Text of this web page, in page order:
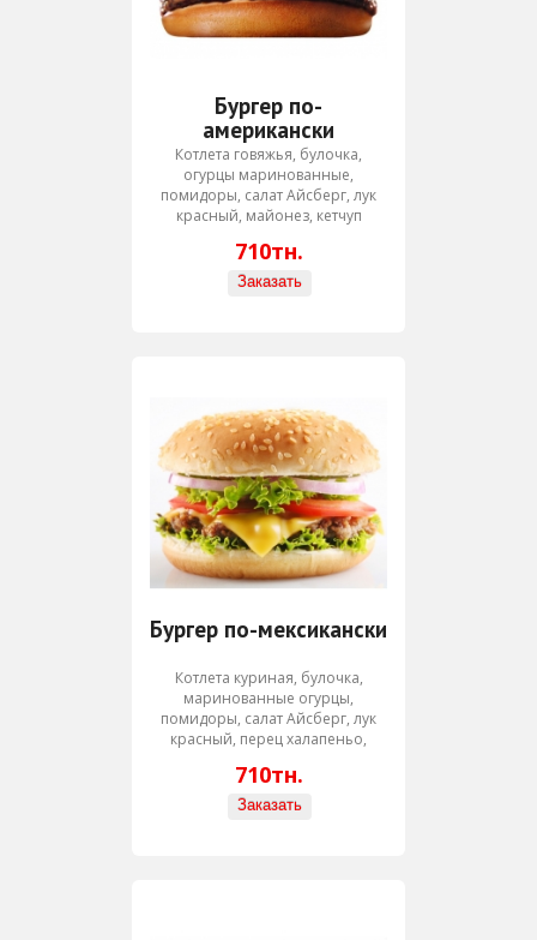
Бургер по-
американски
Котлета говяжья, булочка,
огурцы маринованные,
помидоры, салат Айсберг, лук
красный, майонез, кетчуп
710тн.
Бургер по-мексикански
Котлета куриная, булочка,
маринованные огурцы,
помидоры, салат Айсберг, лук
красный, перец халапеньо,
кетчуп
710тн.